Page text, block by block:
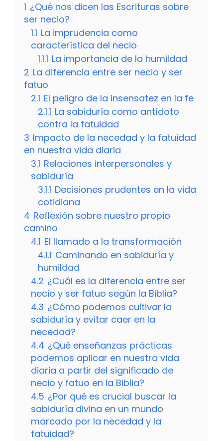
1 ¿Qué nos dicen las Escrituras sobre
ser necio?
1.1 La imprudencia como
característica del necio
1.1.1 La importancia de la humildad
2 La diferencia entre ser necio y ser
fatuo
2.1 El peligro de la insensatez en la fe
2.1.1 La sabiduría como antídoto
contra la fatuidad
3 Impacto de la necedad y la fatuidad
en nuestra vida diaria
3.1 Relaciones interpersonales y
sabiduría
3.1.1 Decisiones prudentes en la vida
cotidiana
4 Reflexión sobre nuestro propio
camino
4.1 El llamado a la transformación
4.1.1 Caminando en sabiduría y
humildad
4.2 ¿Cuál es la diferencia entre ser
necio y ser fatuo según la Biblia?
4.3 ¿Cómo podemos cultivar la
sabiduría y evitar caer en la
necedad?
4.4 ¿Qué enseñanzas prácticas
podemos aplicar en nuestra vida
diaria a partir del significado de
necio y fatuo en la Biblia?
4.5 ¿Por qué es crucial buscar la
sabiduría divina en un mundo
marcado por la necedad y la
fatuidad?